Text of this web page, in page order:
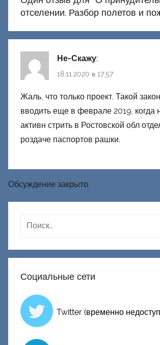
отселении. Разбор полетов и
Не-Скажу:
18.11.2020 в 17:57
Жаль, что только проект. Такой
вводить еще в феврале 2019, когда
активн стрить в Ростовской обл
роздаче паспортов рашки.
Обсуждение закрыто.
Социальные сети
Twitter (временно